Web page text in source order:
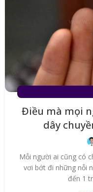
Điều mà mọi
dây
Mỗi người ai cũng có
vơi bớt đi những nỗi
đến 1